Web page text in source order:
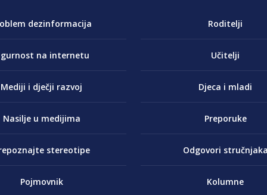
dezinformacija
na internetu
Mediji i dječji razvoj
Nasilje u medijima
stereotipe
Pojmovnik
Roditelji
Učitelji
Djeca i mladi
Preporuke
Odgovori
Kolumne